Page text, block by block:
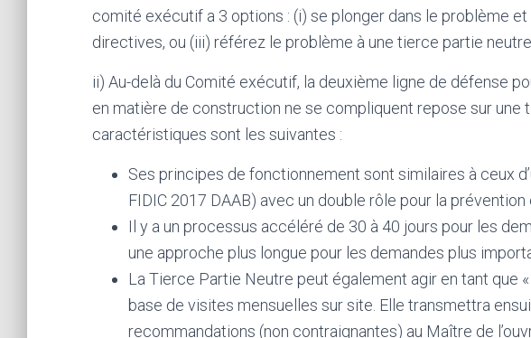
comité exécutif a 3 options : (i) se plonger dans le problème
directives, ou (iii) référez le problème à une tierce partie neutre.
ii) Au-delà du Comité exécutif, la deuxième ligne de défense
en matière de construction ne se compliquent repose sur une
caractéristiques sont les suivantes :
Ses principes de fonctionnement sont similaires à ceux
FIDIC 2017 DAAB) avec un double rôle pour la
Il y a un processus accéléré de 30 à 40 jours pour les
une approche plus longue pour les demandes plus
La Tierce Partie Neutre peut également agir en tant que
base de visites mensuelles sur site. Elle transmettra
recommandations (non contraignantes) au Maître de